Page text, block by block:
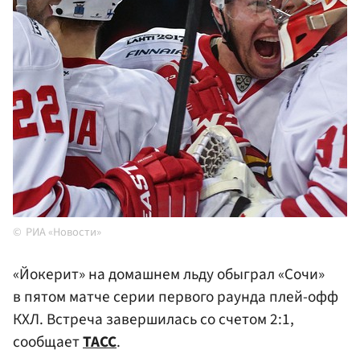
РИА «Новости»
«Йокерит» на домашнем льду обыграл «Сочи»
в пятом матче серии первого раунда плей-офф
КХЛ. Встреча завершилась со счетом 2:1,
сообщаетТАСС.